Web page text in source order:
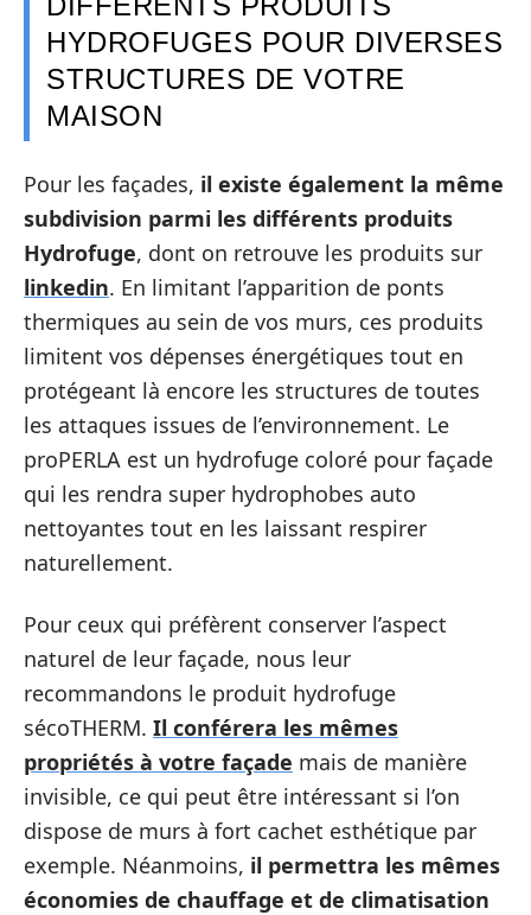
HYDROFUGES POUR DIVERSES
STRUCTURES DE VOTRE
MAISON
Pour les façades, il existe également la même
subdivision parmi les différents produits
Hydrofuge, dont on retrouve les produits sur
linkedin. En limitant l’apparition de ponts
thermiques au sein de vos murs, ces produits
limitent vos dépenses énergétiques tout en
protégeant là encore les structures de toutes
les attaques issues de l’environnement. Le
proPERLA est un hydrofuge coloré pour façade
qui les rendra super hydrophobes auto
nettoyantes tout en les laissant respirer
naturellement.
Pour ceux qui préfèrent conserver l’aspect
naturel de leur façade, nous leur
recommandons le produit hydrofuge
sécoTHERM. Il conférera les mêmes
propriétés à votre façade mais de manière
invisible, ce qui peut être intéressant si l’on
dispose de murs à fort cachet esthétique par
exemple. Néanmoins, il permettra les mêmes
économies de chauffage et de climatisation